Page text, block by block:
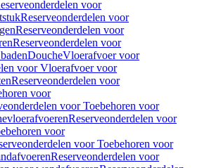
voor
Reserveonderdelen voor
Reserveonderdelen voor
Reserveonderdelen voor
DoucheVloerafvoer voor
voor Vloerafvoer voor
Reserveonderdelen voor
voor
voor Toebehoren voor
Reserveonderdelen voor
voor
voor Toebehoren voor
Reserveonderdelen voor